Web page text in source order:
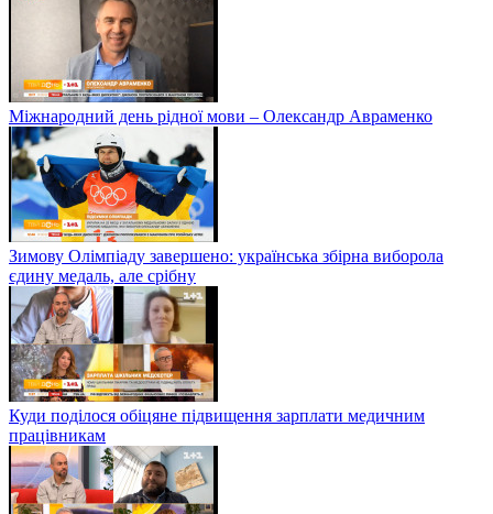
Міжнародний день рідної мови – Олександр Авраменко
Зимову Олімпіаду завершено: українська збірна виборола
єдину медаль, але срібну
Куди поділося обіцяне підвищення зарплати медичним
працівникам